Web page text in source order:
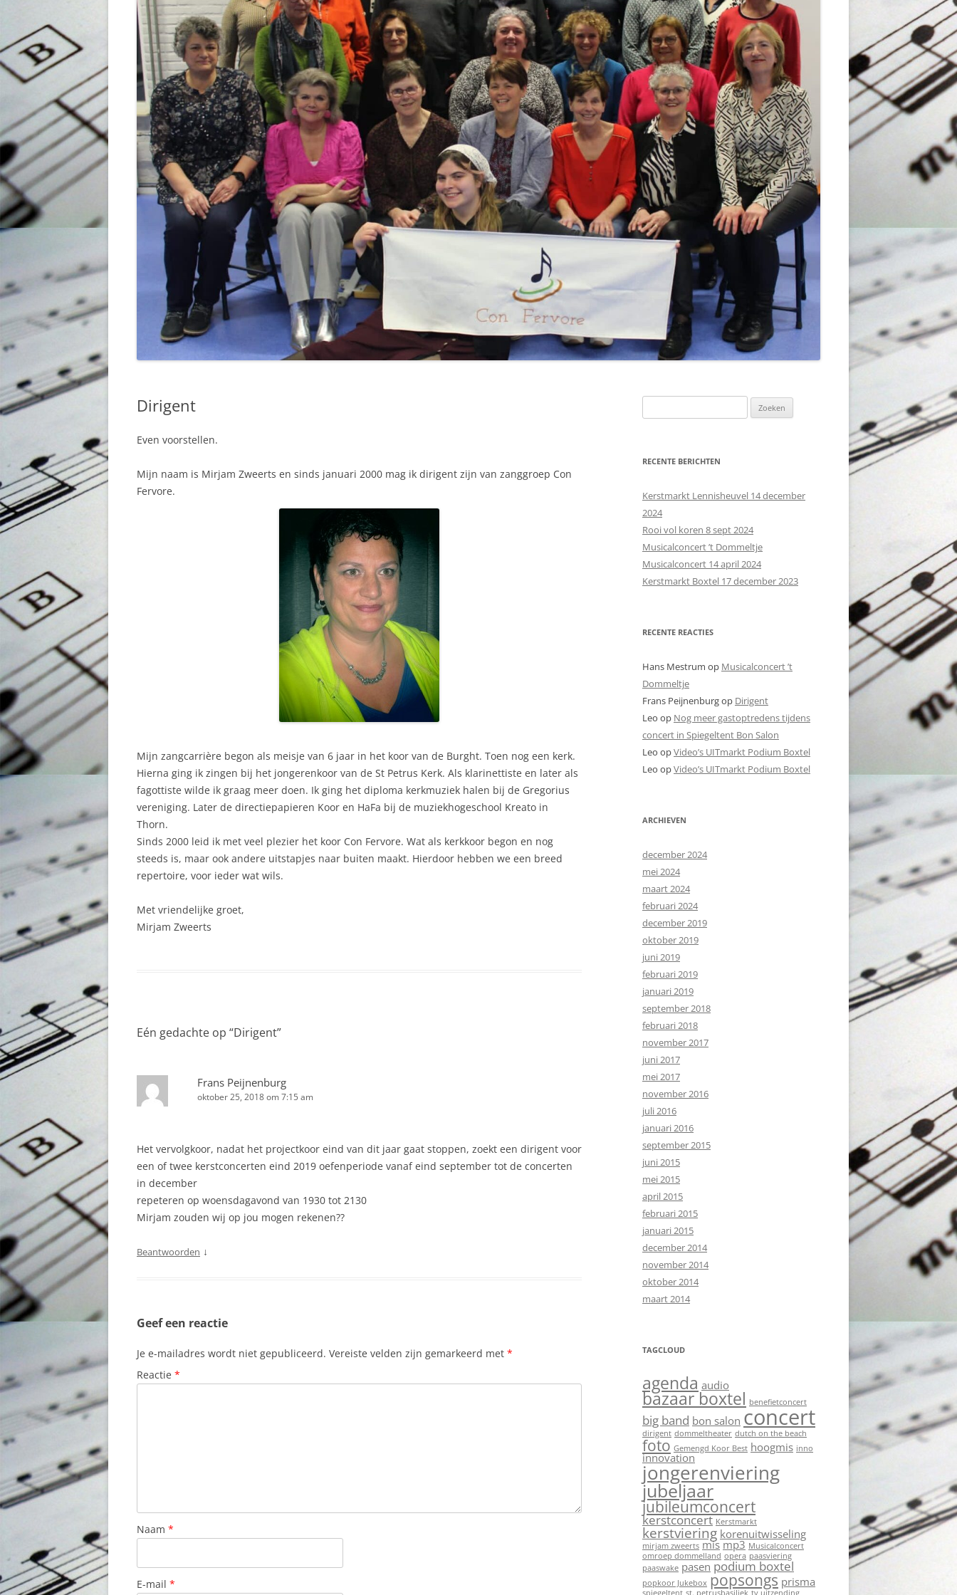
FOTO’S KERSTCONCERT 2014
FOTO’S OPTREDEN BAZAAR
BOXTEL 2015
FOTO’S BENEFIETCONCERT MET
POPKOOR JUKEBOX
FOTO’S JUBILEUMCONCERT
GEMENGD KOOR BEST
FOTO’S REPETITIE VOOR
OPTREDEN MET BIG BAND
FOTO’S KERSTCONCERT 2018
Dirigent
Even voorstellen.
Mijn naam is Mirjam Zweerts en sinds januari 2000 mag ik dirigent zijn van zanggroep Con
Fervore.
Mijn zangcarrière begon als meisje van 6 jaar in het koor van de Burght. Toen nog een kerk.
Hierna ging ik zingen bij het jongerenkoor van de St Petrus Kerk. Als klarinettiste en later als
fagottiste wilde ik graag meer doen. Ik ging het diploma kerkmuziek halen bij de Gregorius
vereniging. Later de directiepapieren Koor en HaFa bij de muziekhogeschool Kreato in
Thorn.
Sinds 2000 leid ik met veel plezier het koor Con Fervore. Wat als kerkkoor begon en nog
steeds is, maar ook andere uitstapjes naar buiten maakt. Hierdoor hebben we een breed
repertoire, voor ieder wat wils.
Met vriendelijke groet,
Mirjam Zweerts
Eén gedachte op “Dirigent”
Frans Peijnenburg
oktober 25, 2018 om 7:15 am
Het vervolgkoor, nadat het projectkoor eind van dit jaar gaat stoppen, zoekt een dirigent voor
een of twee kerstconcerten eind 2019 oefenperiode vanaf eind september tot de concerten
in december
repeteren op woensdagavond van 1930 tot 2130
Mirjam zouden wij op jou mogen rekenen??
Beantwoorden ↓
Geef een reactie
Je e-mailadres wordt niet gepubliceerd. Vereiste velden zijn gemarkeerd met *
Reactie *
Naam *
E-mail *
o
k
n
n
a
a
r
:
RECENTE BERICHTEN
Kerstmarkt Lennisheuvel 14 december
2024
Rooi vol koren 8 sept 2024
Musicalconcert ’t Dommeltje
Musicalconcert 14 april 2024
Kerstmarkt Boxtel 17 december 2023
RECENTE REACTIES
Hans Mestrum op Musicalconcert ’t
Dommeltje
Frans Peijnenburgop Dirigent
Leo op Nog meer gastoptredens tijdens
concert in Spiegeltent Bon Salon
Leo opVideo’s UITmarkt Podium Boxtel
Leo opVideo’s UITmarkt Podium Boxtel
ARCHIEVEN
december 2024
mei 2024
maart 2024
februari 2024
december 2019
oktober 2019
juni 2019
februari 2019
januari 2019
september 2018
februari 2018
november 2017
juni 2017
mei 2017
november 2016
juli 2016
januari 2016
september 2015
juni 2015
mei 2015
april 2015
februari 2015
januari 2015
december 2014
november 2014
oktober 2014
maart 2014
TAGCLOUD
agenda audio
bazaar boxtel benefietconcert
big band bon salon concert
dirigent dommeltheater dutch on the beach
foto Gemengd Koor Best hoogmis inno
innovation
jongerenviering
jubeljaar
jubileumconcert
kerstconcert Kerstmarkt
kerstviering korenuitwisseling
mirjam zweerts mis mp3 Musicalconcert
omroep dommelland opera paasviering
paaswake pasen podium boxtel
popkoor Jukebox popsongs prisma
spiegeltent st. petrusbasiliek tv uitzending